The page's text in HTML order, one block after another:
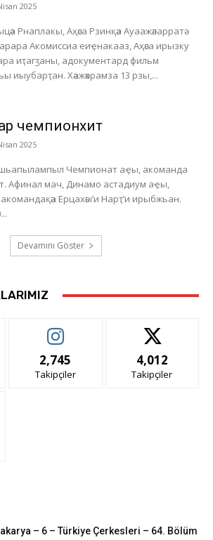
2025
Рнаплакы, Аҳәса Рзинқәа Ауаажәларратә
Акомиссиа еиҿнакааз, Аҳәса ирызку
иҭагӡаны, адокументард фильм
иыубарҭан. Хәажәкрамза 13 рзы,...
чемпионхит
2025
Чемпионат аҿы, акоманда
Афинал мач, Динамо астадиум аҿы,
Ерцахәы’и Нарҭ’и ирыбжьан.
Devamını Göster
2,745
Takipçiler
4,012
Takipçiler
– 6 – Türkiye Çerkesleri – 64. Bölüm